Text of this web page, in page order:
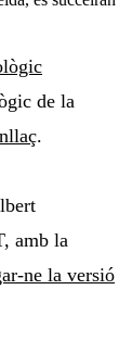
de la
.
amb la
ne la versió